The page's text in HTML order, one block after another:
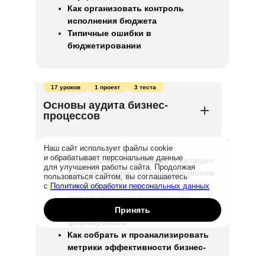
Как организовать контроль
исполнения бюджета
Типичные ошибки в
бюджетировании
Основы аудита бизнес-
процессов
17 уроков 1 проект 3 теста
Основные методологии и нотации
моделирования бизнес-процессов
Как устроен процесс
моделирования в компаниях
Что такое KPI и как его
формировать
Как собрать и проанализировать
метрики эффективности бизнес-
Принять
Наш сайт использует файлы cookie
и обрабатывает персональные данные
для улучшения работы сайта. Продолжая
пользоваться сайтом, вы соглашаетесь
с Политикой обработки персональных данных